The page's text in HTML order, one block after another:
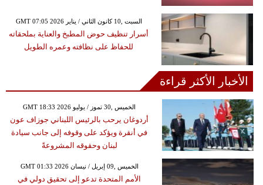
GMT 07:05 2026 السبت ,10 كانون الثاني / يناير
أسرار تنظيف حوض المطبخ والعناية بملحقاته
للحفاظ على نظافته وعمره الطويل
الأخبار الأكثر قراءة
GMT 18:33 2026 الخميس ,30 تموز / يوليو
أردوغان يرحب بالرئيس اللبناني جوزاف عون
في أنقرة ويؤكد على وقوفه إلى جانب سيادة
لبنان وحقوقه المشروعةً
GMT 01:33 2026 الخميس ,09 إبريل / نيسان
الأمم المتحدة تدعو إلى تحقيق دولي في